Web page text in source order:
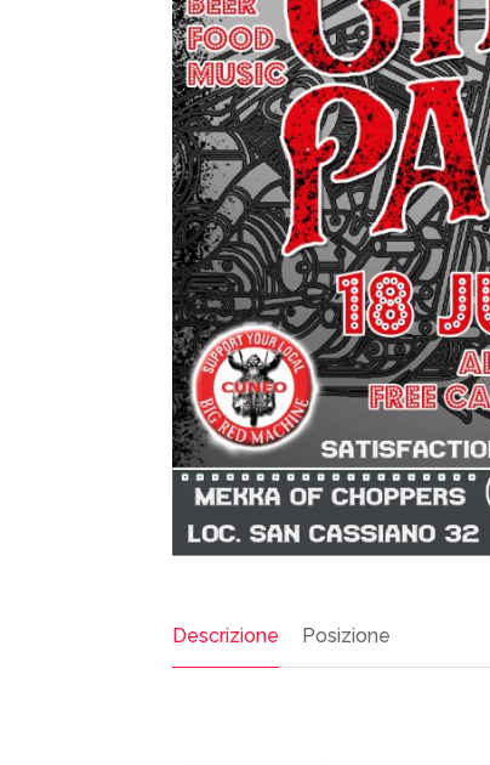
Descrizione Posizione